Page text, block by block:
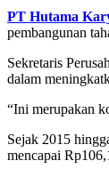
PT Hutama
pembangunan
Sekretaris
dalam
“Ini merupakan
Sejak 2015
mencapai